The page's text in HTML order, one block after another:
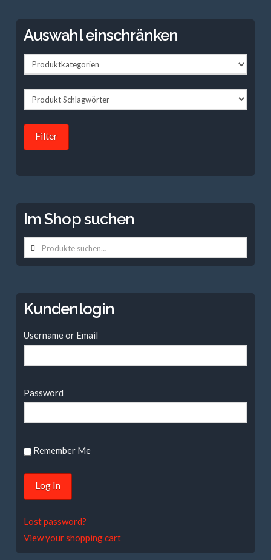
Auswahl einschränken
Filter
Im Shop suchen
Suche
nach:
Kundenlogin
Username or Email
Password
Remember Me
Lost password?
View your shopping cart